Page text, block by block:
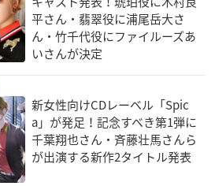
平さん・翡翠役に浦尾岳大さ
ん・竹千代役にファイルーズあ
いさんが決定
新女性向けCDレーベル「Spic
a」が発足！記念すべき第1弾に
千葉翔也さん・斉藤壮馬さんら
が出演する新作2タイトル発表